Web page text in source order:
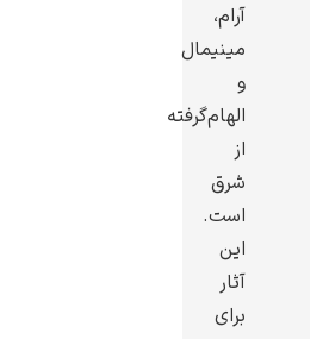
آرام،
مینیمال
و
الهام‌گرفته
از
شرق
است.
این
آثار
برای